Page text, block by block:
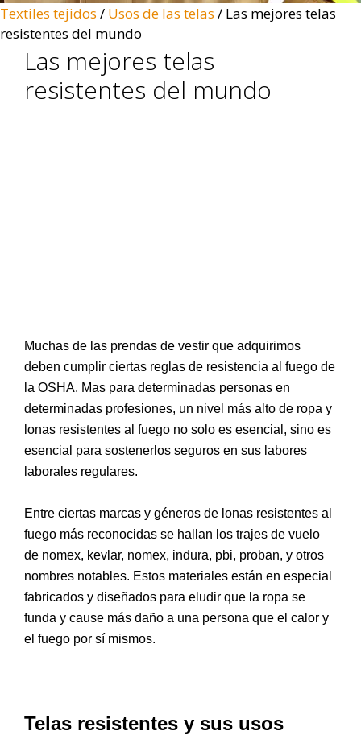
Textiles tejidos / Usos de las telas / Las mejores telas
resistentes del mundo
Las mejores telas
resistentes del mundo
Muchas de las prendas de vestir que adquirimos
deben cumplir ciertas reglas de resistencia al fuego de
la OSHA. Mas para determinadas personas en
determinadas profesiones, un nivel más alto de ropa y
lonas resistentes al fuego no solo es esencial, sino es
esencial para sostenerlos seguros en sus labores
laborales regulares.
Entre ciertas marcas y géneros de lonas resistentes al
fuego más reconocidas se hallan los trajes de vuelo
de nomex, kevlar, nomex, indura, pbi, proban, y otros
nombres notables. Estos materiales están en especial
fabricados y diseñados para eludir que la ropa se
funda y cause más daño a una persona que el calor y
el fuego por sí mismos.
Telas resistentes y sus usos